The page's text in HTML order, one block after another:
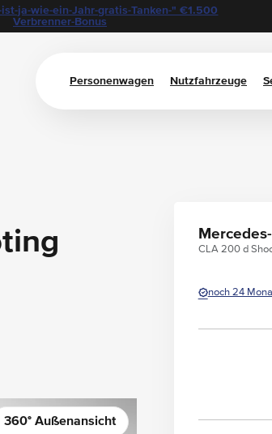
ja-wie-ein-Jahr-gratis-Tanken-" €1.500
Verbrenner-Bonus
Personenwagen Nutzfahrzeuge
360° Außenansicht
CLA 200 d
noch 24